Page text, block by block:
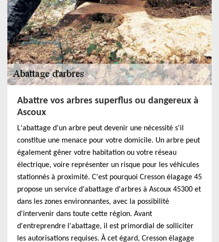
Abattre vos arbres superflus ou dangereux à
Ascoux
L'abattage d'un arbre peut devenir une nécessité s'il
constitue une menace pour votre domicile. Un arbre peut
également gêner votre habitation ou votre réseau
électrique, voire représenter un risque pour les véhicules
stationnés à proximité. C'est pourquoi Cresson élagage 45
propose un service d'abattage d'arbres à Ascoux 45300 et
dans les zones environnantes, avec la possibilité
d'intervenir dans toute cette région. Avant
d'entreprendre l'abattage, il est primordial de solliciter
les autorisations requises. À cet égard, Cresson élagage